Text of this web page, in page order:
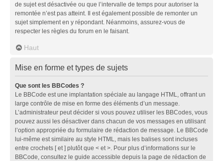
de sujet est désactivée ou que l’intervalle de temps pour autoriser la
remontée n’est pas atteint. Il est également possible de remonter un
sujet simplement en y répondant. Néanmoins, assurez-vous de
respecter les règles du forum en le faisant.
Haut
Mise en forme et types de sujets
Que sont les BBCodes ?
Le BBCode est une implantation spéciale au langage HTML, offrant un
large contrôle de mise en forme des éléments d’un message.
L’administrateur peut décider si vous pouvez utiliser les BBCodes, vous
pouvez aussi les désactiver dans chacun de vos messages en utilisant
l’option appropriée du formulaire de rédaction de message. Le BBCode
lui-même est similaire au style HTML, mais les balises sont incluses
entre crochets [ et ] plutôt que < et >. Pour plus d’informations sur le
BBCode, consultez le guide accessible depuis la page de rédaction de